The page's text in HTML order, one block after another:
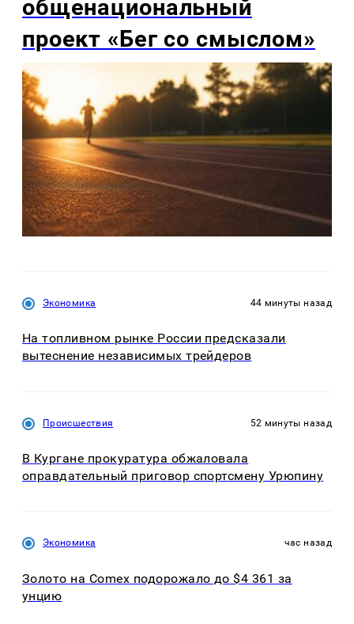
общенациональный
проект «Бег со смыслом»
Экономика 44 минуты назад
На топливном рынке России предсказали
вытеснение независимых трейдеров
Происшествия 52 минуты назад
В Кургане прокуратура обжаловала
оправдательный приговор спортсмену Урюпину
Экономика час назад
Золото на Comex подорожало до $4 361 за
унцию